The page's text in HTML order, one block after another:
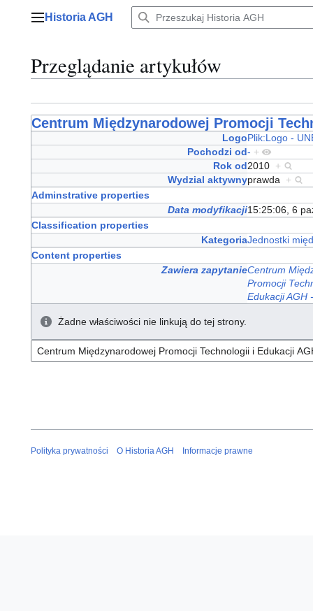
Menu główne
Historia AGH
Przeglądanie artykułów
Centrum Międzynarodowej Promocji
LogoPlik:Logo -
Pochodzi od- +
Rok od2010 +
Wydzial aktywnyprawda +
Adminstrative properties
Data modyfikacji15:25:06, 6
Classification properties
KategoriaJednostki
Content properties
Zawiera zapytanieCentrum
Promocji
Edukacji AGH
Żadne właściwości nie linkują do tej strony.
Polityka prywatności O Historia AGH Informacje prawne